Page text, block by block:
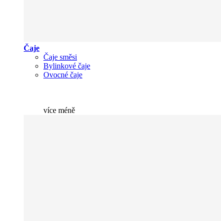
Čaje
Čaje směsi
Bylinkové čaje
Ovocné čaje
více méně